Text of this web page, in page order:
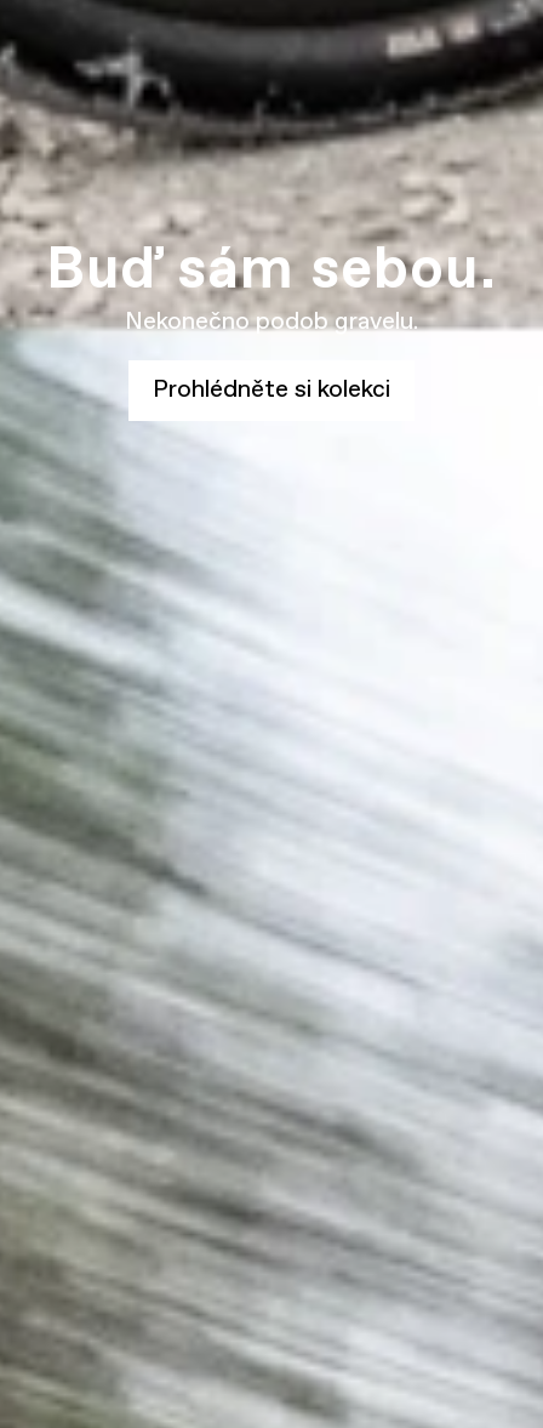
Buď sám sebou.
Nekonečno podob gravelu.
Prohlédněte si kolekci